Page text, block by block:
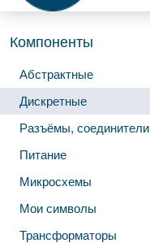
Компоненты
Абстрактные
Дискретные
Разъёмы, соединители
Питание
Микросхемы
Мои символы
Трансформаторы